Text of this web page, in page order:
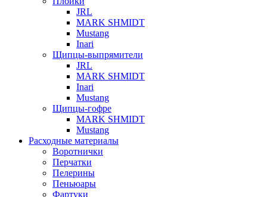
JRL
MARK SHMIDT
Mustang
Inari
Щипцы-выпрямители
JRL
MARK SHMIDT
Inari
Mustang
Щипцы-гофре
MARK SHMIDT
Mustang
Расходные материалы
Воротнички
Перчатки
Пелерины
Пеньюары
Фартуки